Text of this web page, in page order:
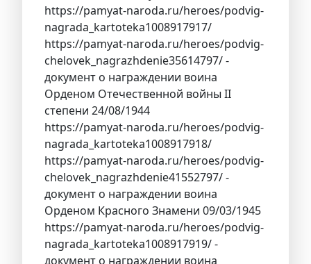
https://pamyat-naroda.ru/heroes/podvig-
nagrada_kartoteka1008917917/
https://pamyat-naroda.ru/heroes/podvig-
chelovek_nagrazhdenie35614797/ -
документ о награждении воина
Орденом Отечественной войны II
степени 24/08/1944
https://pamyat-naroda.ru/heroes/podvig-
nagrada_kartoteka1008917918/
https://pamyat-naroda.ru/heroes/podvig-
chelovek_nagrazhdenie41552797/ -
документ о награждении воина
Орденом Красного Знамени 09/03/1945
https://pamyat-naroda.ru/heroes/podvig-
nagrada_kartoteka1008917919/ -
документ о награждении воина